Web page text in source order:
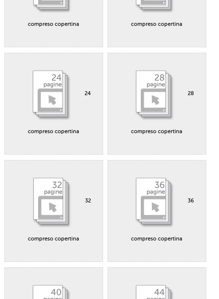
compreso copertina compreso copertina
24
compreso copertina
28
compreso copertina
32
compreso copertina
36
compreso copertina